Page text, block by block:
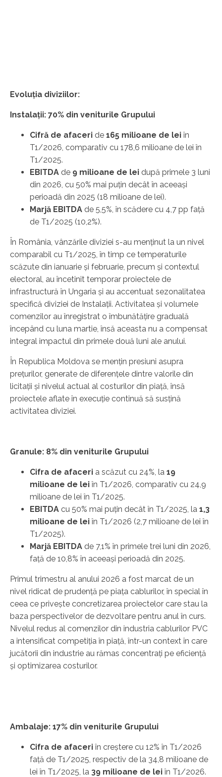
Evoluția diviziilor:
Instalații: 70% din veniturile Grupului
Cifră de afaceri de 165 milioane de leiîn
T1/2026, comparativ cu 178,6 milioane de lei în
T1/2025.
EBITDA de 9 milioane de lei după primele 3 luni
din 2026, cu 50% mai puțin decât în aceeași
perioadă din 2025 (18 milioane de lei).
Marjă EBITDA de 5,5%, în scădere cu 4,7 pp față
de T1/2025 (10,2%).
În România, vânzările diviziei s-au menținut la un nivel
comparabil cu T1/2025, în timp ce temperaturile
scăzute din ianuarie și februarie, precum și contextul
electoral, au încetinit temporar proiectele de
infrastructură în Ungaria și au accentuat sezonalitatea
specifică diviziei de Instalații. Activitatea și volumele
comenzilor au înregistrat o îmbunătățire graduală
începând cu luna martie, însă aceasta nu a compensat
integral impactul din primele două luni ale anului.
În Republica Moldova se mențin presiuni asupra
prețurilor, generate de diferențele dintre valorile din
licitații și nivelul actual al costurilor din piață, însă
proiectele aflate în execuție continuă să susțină
activitatea diviziei.
Granule: 8% din veniturile Grupului
Cifra de afaceri a scăzut cu 24%, la 19
milioane de leiîn T1/2026, comparativ cu 24,9
milioane de lei în T1/2025.
EBITDA cu 50% mai puțin decât în T1/2025, la 1,3
milioane de leiîn T1/2026 (2,7 milioane de lei în
T1/2025).
Marjă EBITDA de 7,1% în primele trei luni din 2026,
față de 10,8% în aceeași perioadă din 2025.
Primul trimestru al anului 2026 a fost marcat de un
nivel ridicat de prudență pe piața cablurilor, în special în
ceea ce privește concretizarea proiectelor care stau la
baza perspectivelor de dezvoltare pentru anul în curs.
Nivelul redus al comenzilor din industria cablurilor PVC
a intensificat competiția în piață, într-un context în care
jucătorii din industrie au rămas concentrați pe eficiență
și optimizarea costurilor.
Ambalaje: 17% din veniturile Grupului
Cifra de afaceriîn creștere cu 12% în T1/2026
față de T1/2025, respectiv de la 34,8 milioane de
lei în T1/2025, la 39 milioane de leiîn T1/2026.